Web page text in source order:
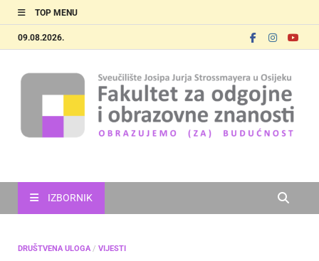
TOP MENU
09.08.2026.
IZBORNIK
DRUŠTVENA ULOGA/ VIJESTI